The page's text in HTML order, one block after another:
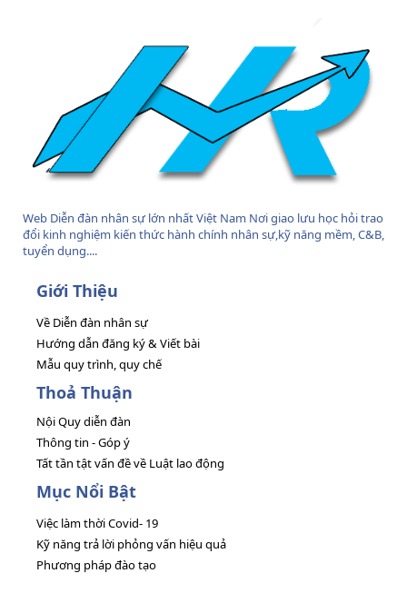
Web Diễn đàn nhân sự lớn nhất Việt Nam Nơi giao lưu học hỏi trao
đổi kinh nghiệm kiến thức hành chính nhân sự,kỹ năng mềm, C&B,
tuyển dụng....
Giới Thiệu
Về Diễn đàn nhân sự
Hướng dẫn đăng ký & Viết bài
Mẫu quy trình, quy chế
Thoả Thuận
Nội Quy diễn đàn
Thông tin - Góp ý
Tất tần tật vấn đề về Luật lao động
Mục Nổi Bật
Việc làm thời Covid- 19
Kỹ năng trả lời phỏng vấn hiệu quả
Phương pháp đào tạo